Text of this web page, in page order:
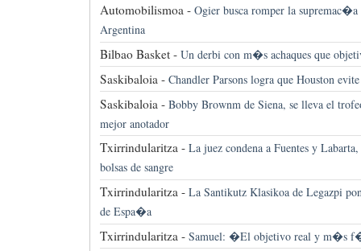
Automobilismoa - Ogier busca romper la
Argentina
Bilbao Basket - Un derbi con m�s achaques que
Saskibaloia - Chandler Parsons logra que Houston
Saskibaloia - Bobby Brownm de Siena, se lleva el
mejor anotador
Txirrindularitza - La juez condena a Fuentes y
bolsas de sangre
Txirrindularitza - La Santikutz Klasikoa de Legazpi
de Espa�a
Txirrindularitza - Samuel: �El objetivo real y m�s